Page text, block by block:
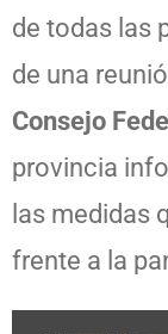
de todas las
de una
Consejo
provincia
las medidas
frente a la